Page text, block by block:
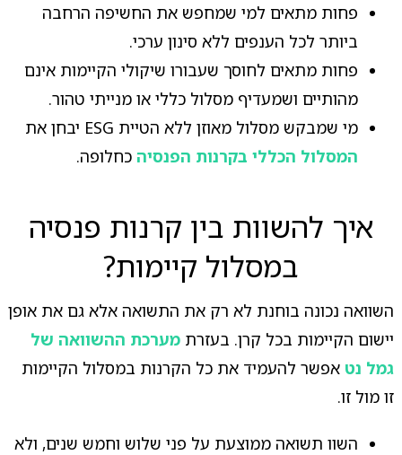
פחות מתאים למי שמחפש את החשיפה הרחבה
ביותר לכל הענפים ללא סינון ערכי.
פחות מתאים לחוסך שעבורו שיקולי הקיימות אינם
מהותיים ושמעדיף מסלול כללי או מנייתי טהור.
מי שמבקש מסלול מאוזן ללא הטיית ESG יבחן את
המסלול הכללי בקרנות הפנסיהכחלופה.
איך להשוות בין קרנות פנסיה
במסלול קיימות?
השוואה נכונה בוחנת לא רק את התשואה אלא גם את אופן
יישום הקיימות בכל קרן. בעזרת מערכת ההשוואה של
גמל נט אפשר להעמיד את כל הקרנות במסלול הקיימות
זו מול זו.
השוו תשואה ממוצעת על פני שלוש וחמש שנים, ולא